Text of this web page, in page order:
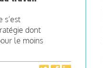
s’est
dont
le moins